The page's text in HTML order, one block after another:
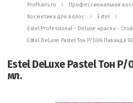
Profhairs.ru
Профессиональная
Косметика для волос
Estel
Estel Professional - DeLuxe краска -
Estel DeLuxe Pastel Тон P/006 Лаванда
Estel DeLuxe Pastel Тон
мл.